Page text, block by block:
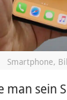
Smartphone,
man sein